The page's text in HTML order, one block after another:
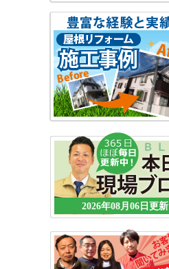
2026年08月06日更新